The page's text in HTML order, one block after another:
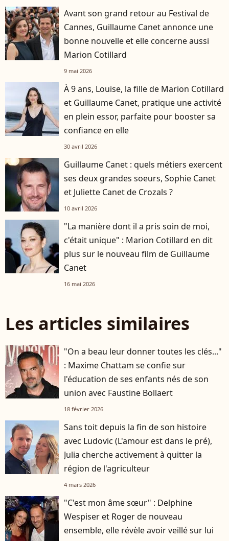
Avant son grand retour au Festival de
Cannes, Guillaume Canet annonce une
bonne nouvelle et elle concerne aussi
Marion Cotillard
9 mai 2026
À 9 ans, Louise, la fille de Marion Cotillard
et Guillaume Canet, pratique une activité
en plein essor, parfaite pour booster sa
confiance en elle
30 avril 2026
Guillaume Canet : quels métiers exercent
ses deux grandes soeurs, Sophie Canet
et Juliette Canet de Crozals ?
10 avril 2026
"La manière dont il a pris soin de moi,
c'était unique" : Marion Cotillard en dit
plus sur le nouveau film de Guillaume
Canet
16 mai 2026
Les articles similaires
"On a beau leur donner toutes les clés..."
: Maxime Chattam se confie sur
l'éducation de ses enfants nés de son
union avec Faustine Bollaert
18 février 2026
Sans toit depuis la fin de son histoire
avec Ludovic (L'amour est dans le pré),
Julia cherche activement à quitter la
région de l'agriculteur
4 mars 2026
"C'est mon âme sœur" : Delphine
Wespiser et Roger de nouveau
ensemble, elle révèle avoir veillé sur lui